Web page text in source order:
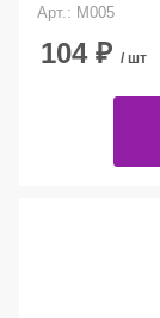
Арт.: М005
104₽ / шт